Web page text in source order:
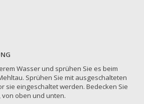
Wasser und sprühen Sie es beim
Sprühen Sie mit ausgeschalteten
sie eingeschaltet werden. Bedecken Sie
oben und unten.